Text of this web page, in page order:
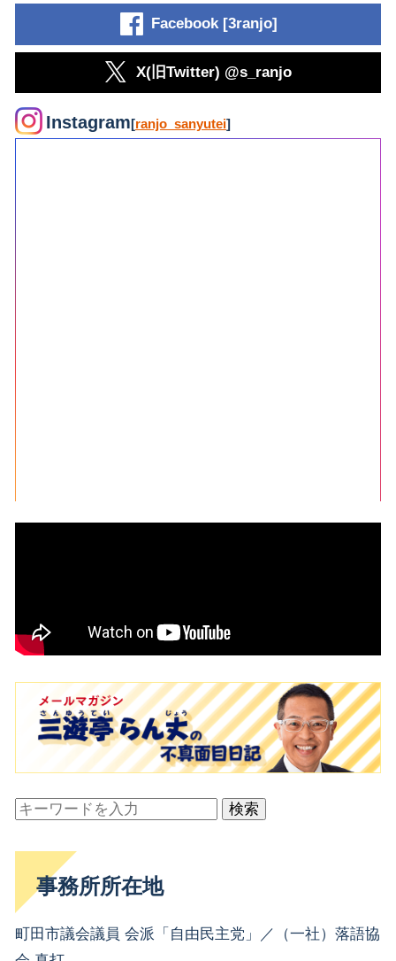
Facebook [3ranjo]
X(旧Twitter) @s_ranjo
Instagram[ranjo_sanyutei]
検索
事務所所在地
町田市議会議員 会派「自由民主党」／（一社）落語協